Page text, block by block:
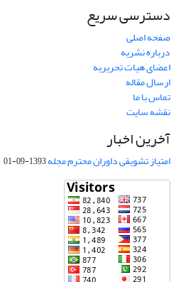
دسترسی سریع
صفحه اصلی
درباره نشریه
اعضای هیات تحریریه
ارسال مقاله
تماس با ما
نقشه سایت
آخرین اخبار
امتیاز تشویقی داوران محترم مجله1393-09-01